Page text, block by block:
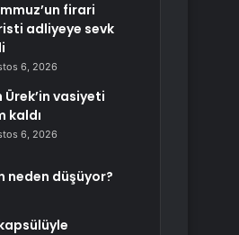
firari
adliyeye sevk
6, 2026
Ürek’in vasiyeti
kaldı
6, 2026
neden düşüyor?